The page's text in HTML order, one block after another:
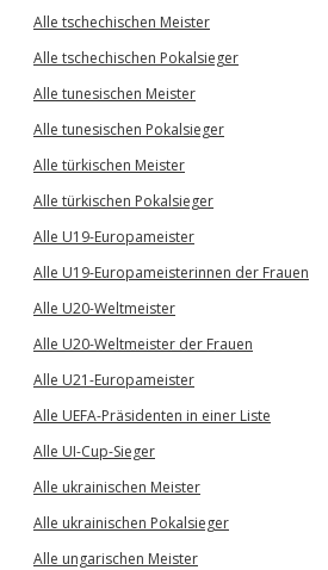
Alle tschechischen Meister
Alle tschechischen Pokalsieger
Alle tunesischen Meister
Alle tunesischen Pokalsieger
Alle türkischen Meister
Alle türkischen Pokalsieger
Alle U19-Europameister
Alle U19-Europameisterinnen der Frauen
Alle U20-Weltmeister
Alle U20-Weltmeister der Frauen
Alle U21-Europameister
Alle UEFA-Präsidenten in einer Liste
Alle UI-Cup-Sieger
Alle ukrainischen Meister
Alle ukrainischen Pokalsieger
Alle ungarischen Meister